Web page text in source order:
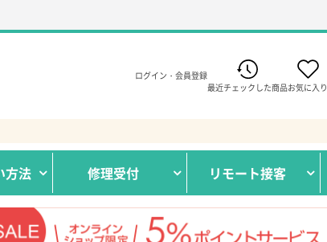
ログイン・会員登録
最近チェックした商品お気に入り
方法 修理受付 リモート接客